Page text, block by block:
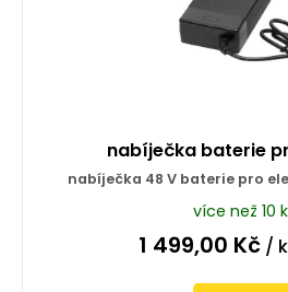
nabíječka baterie
nabíječka 48 V baterie pro
více než 10
1 499,00 Kč /